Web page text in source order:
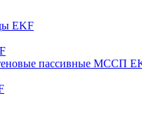
EKF
пассивные МССП